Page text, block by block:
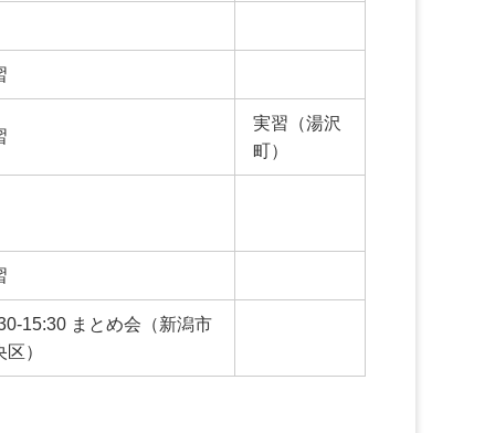
実習（湯沢
町）
15:30 まとめ会（新潟市
区）